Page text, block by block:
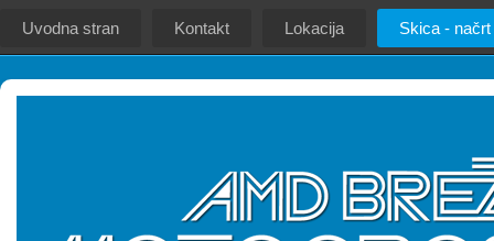
Uvodna stran Kontakt Lokacija Skica -